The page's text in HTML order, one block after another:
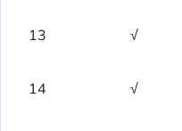
13 √
14 √